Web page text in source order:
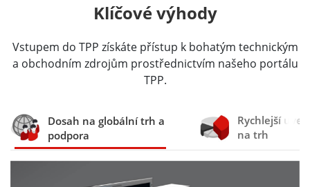
Klíčové výhody
Vstupem do TPP získáte přístup k bohatým technickým
a obchodním zdrojům prostřednictvím našeho portálu
TPP.
Dosah na globální trh a
podpora
Rychlejší
na trh